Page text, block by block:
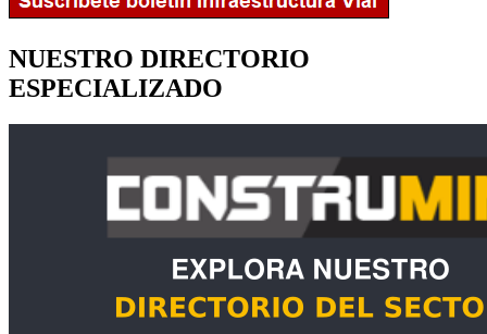
NUESTRO DIRECTORIO
ESPECIALIZADO